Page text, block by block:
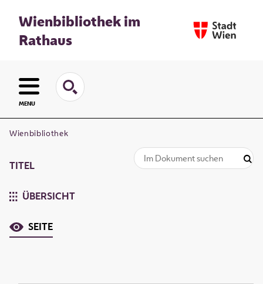
Wienbibliothek im
Rathaus
MENU
Wienbibliothek
TITEL
ÜBERSICHT
SEITE